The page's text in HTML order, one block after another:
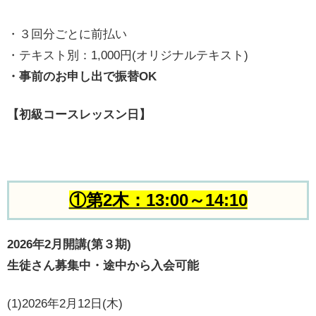
・３回分ごとに前払い
・テキスト別：1,000円(オリジナルテキスト)
・事前のお申し出で振替OK
【初級コースレッスン日】
①第2木：13:00～14:10
2026年2月開講(第３期)
生徒さん募集中・途中から入会可能
(1)2026年2月12日(木)